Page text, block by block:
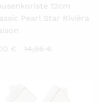
12cm
Pearl Star Rivièra
€
Nykyinen
9,00 €.
14,95€
14,95 €.